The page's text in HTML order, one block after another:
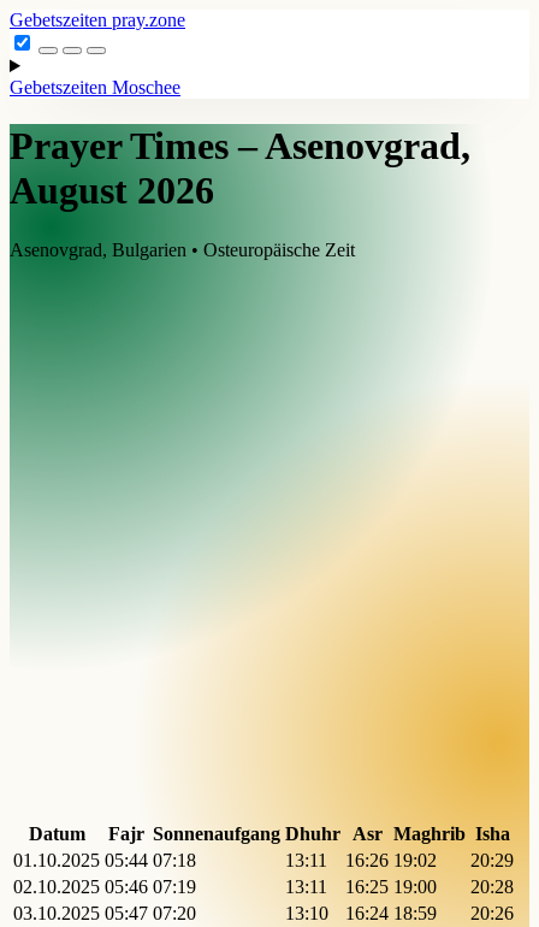
Gebetszeiten pray.zone
Gebetszeiten Moschee
Prayer Times – Asenovgrad,
August 2026
Asenovgrad, Bulgarien • Osteuropäische Zeit
Datum Fajr Sonnenaufgang Dhuhr Asr Maghrib Isha
01.10.2025 05:44 07:18 13:11 16:26 19:02
20:29
02.10.2025 05:46 07:19 13:11 16:25 19:00
20:28
03.10.2025 05:47 07:20 13:10 16:24 18:59
20:26